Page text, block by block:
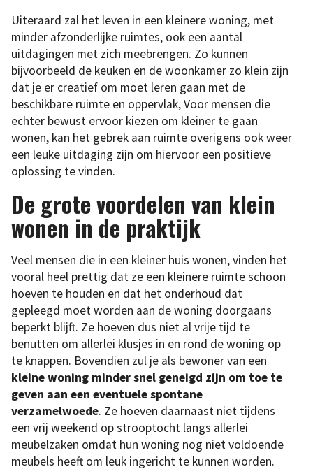
Uiteraard zal het leven in een kleinere woning, met
minder afzonderlijke ruimtes, ook een aantal
uitdagingen met zich meebrengen. Zo kunnen
bijvoorbeeld de keuken en de woonkamer zo klein zijn
dat je er creatief om moet leren gaan met de
beschikbare ruimte en oppervlak, Voor mensen die
echter bewust ervoor kiezen om kleiner te gaan
wonen, kan het gebrek aan ruimte overigens ook weer
een leuke uitdaging zijn om hiervoor een positieve
oplossing te vinden.
De grote voordelen van klein
wonen in de praktijk
Veel mensen die in een kleiner huis wonen, vinden het
vooral heel prettig dat ze een kleinere ruimte schoon
hoeven te houden en dat het onderhoud dat
gepleegd moet worden aan de woning doorgaans
beperkt blijft. Ze hoeven dus niet al vrije tijd te
benutten om allerlei klusjes in en rond de woning op
te knappen. Bovendien zul je als bewoner van een
kleine woning minder snel geneigd zijn om toe te
geven aan een eventuele spontane
verzamelwoede. Ze hoeven daarnaast niet tijdens
een vrij weekend op strooptocht langs allerlei
meubelzaken omdat hun woning nog niet voldoende
meubels heeft om leuk ingericht te kunnen worden.